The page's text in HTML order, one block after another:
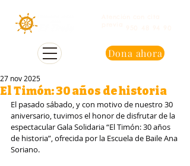
Dona ahora
El Timón: 30 años de historia
27 nov 2025
El pasado sábado, y con motivo de nuestro 30
aniversario, tuvimos el honor de disfrutar de la
espectacular Gala Solidaria “El Timón: 30 años
de historia”, ofrecida por la Escuela de Baile Ana
Soriano.